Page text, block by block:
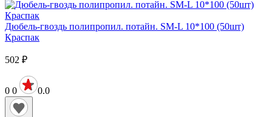
Дюбель-гвоздь полипропил. потайн. SM-L 10*100 (50шт)
Краспак
502 ₽
0 0 0.0